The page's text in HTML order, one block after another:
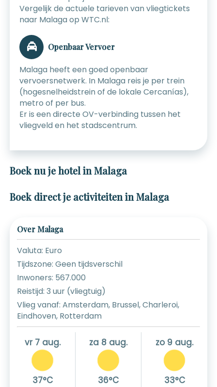
Vergelijk de actuele tarieven van vliegtickets
naar Malaga op WTC.nl:
Openbaar Vervoer
Malaga heeft een goed openbaar
vervoersnetwerk. In Malaga reis je per trein
(hogesnelheidstrein of de lokale Cercanías),
metro of per bus.
Er is een directe OV-verbinding tussen het
vliegveld en het stadscentrum.
Boek nu je hotel in Malaga
Boek direct je activiteiten in Malaga
Over Malaga
Valuta: Euro
Tijdszone: Geen tijdsverschil
Inwoners: 567.000
Reistijd: 3 uur (vliegtuig)
Vlieg vanaf: Amsterdam, Brussel, Charleroi,
Eindhoven, Rotterdam
vr 7 aug.
37°C
za 8 aug.
36°C
zo 9 aug.
33°C